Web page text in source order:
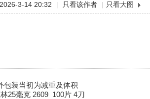
3-14 20:32 | 只看该作者 | 只看大图
包装当初为减重及体积
25毫克 2609 100片 4刀